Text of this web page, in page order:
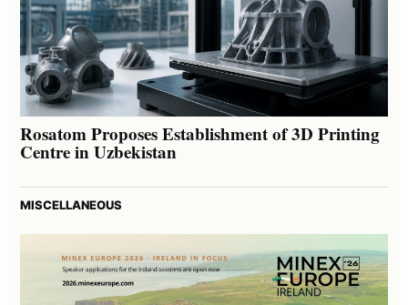
Rosatom Proposes Establishment of 3D Printing
Centre in Uzbekistan
MISCELLANEOUS